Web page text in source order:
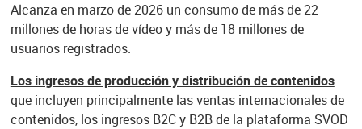
Alcanza en marzo de 2026 un consumo de más de 22
millones de horas de vídeo y más de 18 millones de
usuarios registrados.
Los ingresos de producción y distribución de contenidos
que incluyen principalmente las ventas internacionales de
contenidos, los ingresos B2C y B2B de la plataforma SVOD